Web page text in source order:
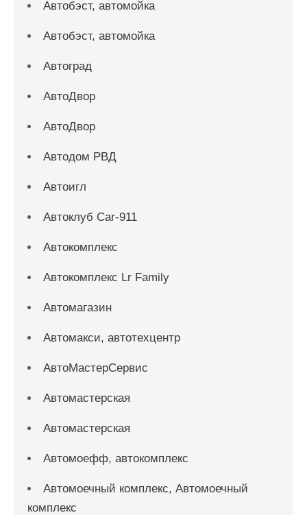
Автобэст, автомойка
Автобэст, автомойка
Автоград
АвтоДвор
АвтоДвор
Автодом РВД
Автоигл
Автоклуб Car-911
Автокомплекс
Автокомплекс Lr Family
Автомагазин
Автомакси, автотехцентр
АвтоМастерСервис
Автомастерская
Автомастерская
Автомоефф, автокомплекс
Автомоечный комплекс, Автомоечный
комплекс